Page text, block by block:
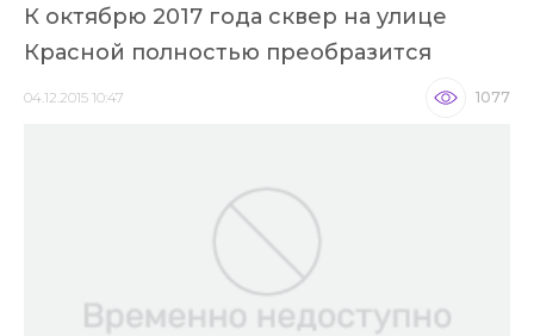
К октябрю 2017 года сквер на улице
Красной полностью преобразится
04.12.2015 10:47 1077